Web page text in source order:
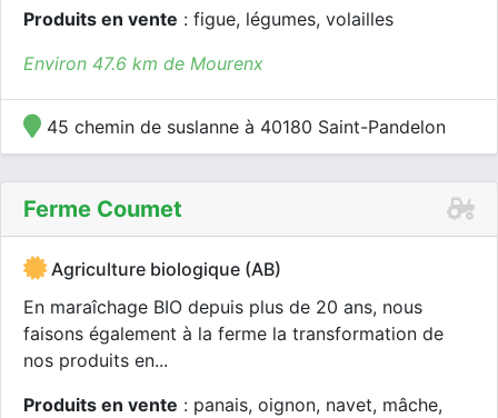
Produits en vente : figue, légumes, volailles
Environ 47.6 km de Mourenx
45 chemin de suslanne à 40180 Saint-Pandelon
Ferme Coumet
Agriculture biologique (AB)
En maraîchage BIO depuis plus de 20 ans, nous
faisons également à la ferme la transformation de
nos produits en...
Produits en vente : panais, oignon, navet, mâche,